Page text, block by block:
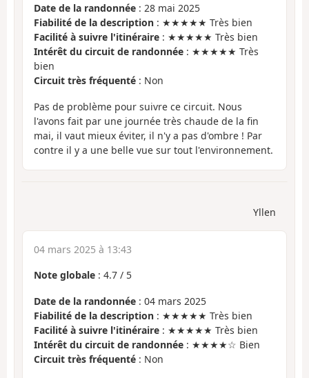
Date de la randonnée : 28 mai 2025
Fiabilité de la description : ★★★★★ Très bien
Facilité à suivre l'itinéraire : ★★★★★ Très bien
Intérêt du circuit de randonnée : ★★★★★ Très
bien
Circuit très fréquenté : Non
Pas de problème pour suivre ce circuit. Nous
l'avons fait par une journée très chaude de la fin
mai, il vaut mieux éviter, il n'y a pas d'ombre ! Par
contre il y a une belle vue sur tout l'environnement.
Yllen
04 mars 2025 à 13:43
Note globale : 4.7 / 5
Date de la randonnée : 04 mars 2025
Fiabilité de la description : ★★★★★ Très bien
Facilité à suivre l'itinéraire : ★★★★★ Très bien
Intérêt du circuit de randonnée : ★★★★☆ Bien
Circuit très fréquenté : Non